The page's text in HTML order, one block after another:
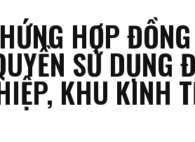
HỢP
SỬ DỤNG
KHU KINH